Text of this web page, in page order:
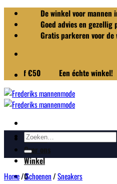
naar
inhoud
De winkel voor mannen
Goed advies en gezellig
Gratis parkeren voor de
€50 Een échte winkel!
Merken
Over ons
Winkel
0
Zoeken
naar:
Home/Schoenen/Sneakers